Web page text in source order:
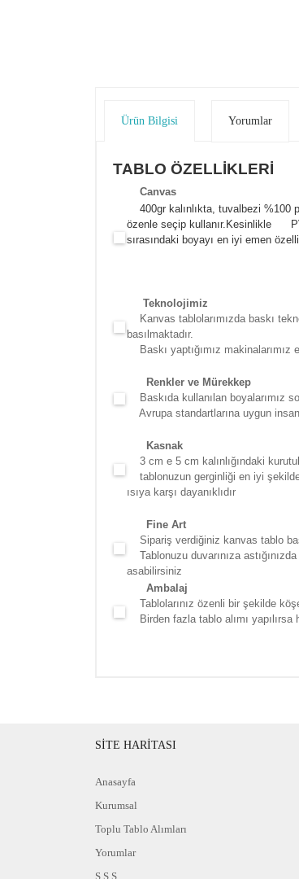
Ürün Bilgisi Yorumlar
TABLO ÖZELLİKLERİ
Canvas
400gr kalınlıkta, tuvalbezi %100
özenle seçip kullanır. Kesinlikle
sırasındaki boyayı en iyi emen
Teknolojimiz
Kanvas tablolarımızda baskı
basılmaktadır.
Baskı yaptığımız
Renkler ve Mürekkep
Baskıda kullanılan boyalarımız
Avrupa standartlarına uygun
Kasnak
3 cm e 5 cm kalınlığındaki
tablonuzun gerginliği en iyi
ısıya karşı dayanıklıdır
Fine Art
Sipariş verdiğiniz kanvas tablo
Tablonuzu duvarınıza
asabilirsiniz
Ambalaj
Tablolarınız özenli bir şekilde
Birden fazla tablo alımı yapılırsa
SİTE HARİTASI
Anasayfa
Kurumsal
Toplu Tablo Alımları
Yorumlar
S.S.S